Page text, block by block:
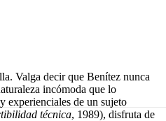
Valga decir que Benítez nunca
incómoda que lo
experienciales de un sujeto
técnica, 1989), disfruta de